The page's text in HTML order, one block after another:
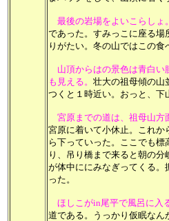
最後の岩場をよいこらしょ
であった。すみっこに座る
りがたい。冬の山ではこの
山頂からはの景色は青白
も見える。 壮大の祖母傾の山
つくと１時近い。おっと、
宮原までの道は、祖母山方
宮原に着いて小休止。これ
ら下っていった。ここでも
り、吊り橋まで来ると朝の
が体中ににみなぎってくる
った。
ほしこがin尾平で風呂に入
道である。うっかり仮眠な